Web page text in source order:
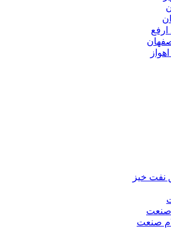
ارفع
نفت خیز
صنعت
صنعت